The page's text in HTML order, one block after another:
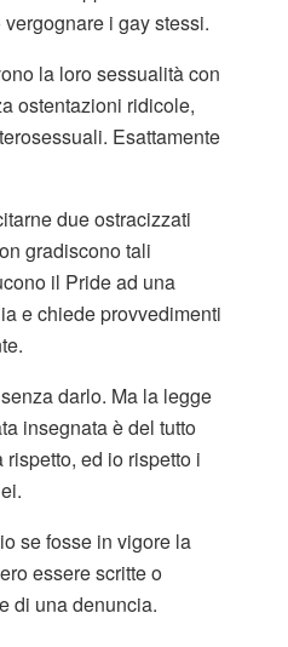
i gay stessi.
la loro sessualità con
ostentazioni ridicole,
Esattamente
due ostracizzati
gradiscono tali
il Pride ad una
e chiede provvedimenti
darlo. Ma la legge
insegnata è del tutto
ed io rispetto i
se fosse in vigore la
essere scritte o
di una denuncia.